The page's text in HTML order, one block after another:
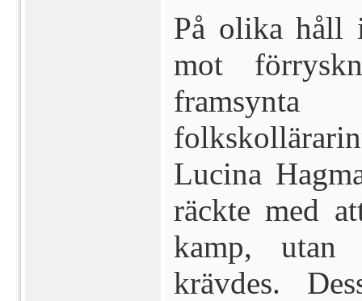
På olika håll
mot
framsynta
Lucina
räckte med
kamp, utan
krävdes.